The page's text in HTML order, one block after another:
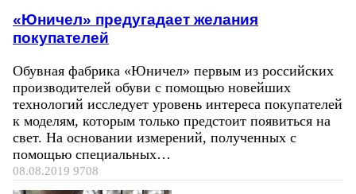
«Юничел» предугадает желания
покупателей
Обувная фабрика «Юничел» первым из российских
производителей обуви с помощью новейших
технологий исследует уровень интереса покупателей
к моделям, которым только предстоит появиться на
свет. На основании измерений, полученных с
помощью специальных…
08.08.2019 9708